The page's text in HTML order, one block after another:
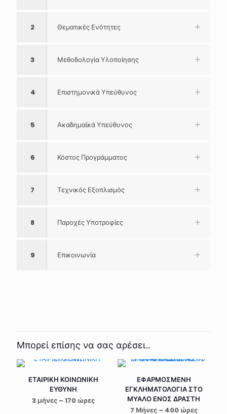
2 Θεματικές Ενότητες
3 Μεθοδολογία Υλοποίησης
4 Επιστημονικά Υπεύθυνος
5 Ακαδημαϊκά Υπεύθυνος
6 Κόστος Προγράμματος
7 Τεχνικός Εξοπλισμός
8 Παροχές Υποτροφίες
9 Επικοινωνία
Μπορεί επίσης να σας αρέσει…
ΕΤΑΙΡΙΚΗ ΚΟΙΝΩΝΙΚΗ
ΕΥΘΥΝΗ
3 μήνες – 170 ώρες
ΕΦΑΡΜΟΣΜΕΝΗ
ΕΓΚΛΗΜΑΤΟΛΟΓΙΑ ΣΤΟ
ΜΥΑΛΟ ΕΝΟΣ ΔΡΑΣΤΗ
7 Μήνες – 400 ώρες